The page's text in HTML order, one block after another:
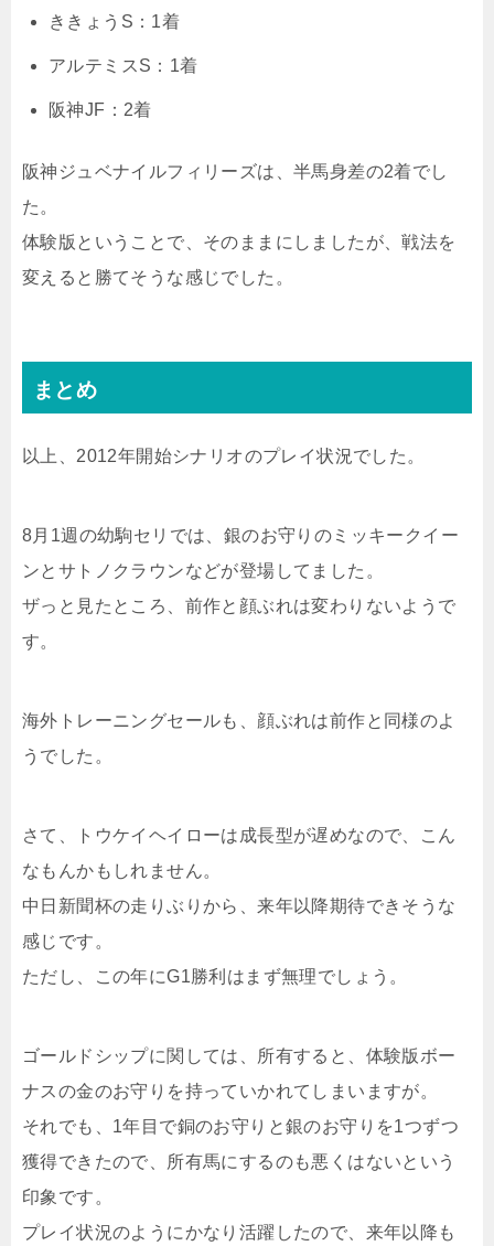
ききょうS：1着
アルテミスS：1着
阪神JF：2着
阪神ジュベナイルフィリーズは、半馬身差の2着でし
た。
体験版ということで、そのままにしましたが、戦法を
変えると勝てそうな感じでした。
まとめ
以上、2012年開始シナリオのプレイ状況でした。
8月1週の幼駒セリでは、銀のお守りのミッキークイー
ンとサトノクラウンなどが登場してました。
ザっと見たところ、前作と顔ぶれは変わりないようで
す。
海外トレーニングセールも、顔ぶれは前作と同様のよ
うでした。
さて、トウケイヘイローは成長型が遅めなので、こん
なもんかもしれません。
中日新聞杯の走りぶりから、来年以降期待できそうな
感じです。
ただし、この年にG1勝利はまず無理でしょう。
ゴールドシップに関しては、所有すると、体験版ボー
ナスの金のお守りを持っていかれてしまいますが。
それでも、1年目で銅のお守りと銀のお守りを1つずつ
獲得できたので、所有馬にするのも悪くはないという
印象です。
プレイ状況のようにかなり活躍したので、来年以降も